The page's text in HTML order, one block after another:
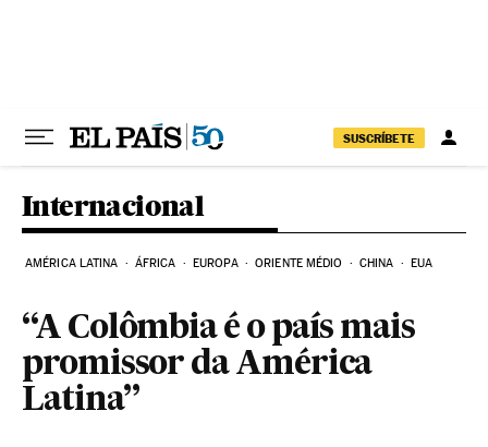
SUSCRÍBETE
Internacional
AMÉRICA LATINA ÁFRICA EUROPA ORIENTE MÉDIO CHINA EUA
“A Colômbia é o país mais
promissor da América
Latina”